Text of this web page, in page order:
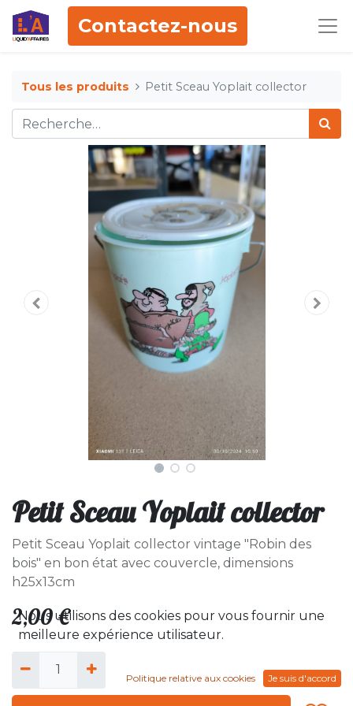
Contactez-nous
Tous les produits Petit Sceau Yoplait collector
Petit Sceau Yoplait collector
Petit Sceau Yoplait collector vintage "Robin des
bois" en bon état avec couvercle, dimensions
h25x13cm
2,00€
Nous utilisons des cookies pour vous fournir une
meilleure expérience utilisateur.
Politique relative aux cookies Je suis d'accord